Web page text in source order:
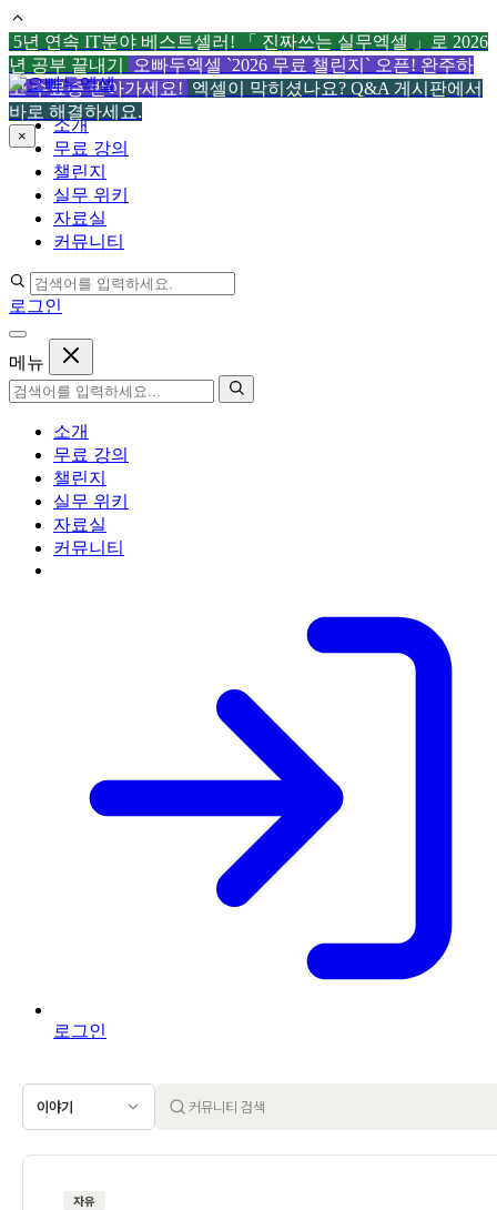
5년 연속 IT분야 베스트셀러! 「 진짜쓰는 실무엑셀 」로 2026
년 공부 끝내기
오빠두엑셀 `2026 무료 챌린지` 오픈! 완주하
고 수료증 받아가세요! 엑셀이 막히셨나요? Q&A 게시판에서
바로 해결하세요.
×
컨
텐
츠
로
소개
무료 강의
챌린지
실무 위키
자료실
커뮤니티
로그인
메뉴
소개
무료 강의
챌린지
실무 위키
자료실
커뮤니티
로그인
이야기
자유